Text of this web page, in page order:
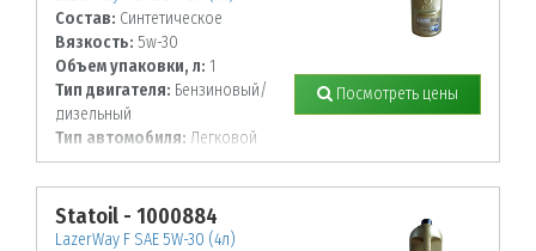
Состав: Синтетическое
Вязкость: 5w-30
Объем упаковки, л: 1
Тип двигателя: Бензиновый/
дизельный
Тип автомобиля: Легковой
Посмотреть цены
Statoil - 1000884
LazerWay F SAE 5W-30 (4л)